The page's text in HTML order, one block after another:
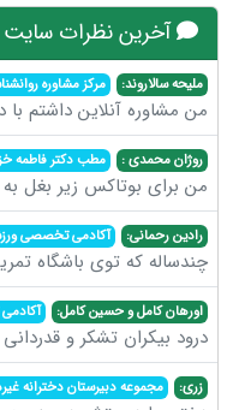
آخرین نظرات سایت
ملیحه سالاروند: مرکز مشاوره
من مشاوره آنلاین داشتم
روژان محمدی : مطب دکتر فاطمه
من برای بوتاکس زیر بغل
رادین رحمانی: آکادمی تخصصی
چندساله که توی باشگاه
اورهان کامل و حسین کامل:
درود بیکران تشکر و
زری: مجموعه دبیرستان دخترانه